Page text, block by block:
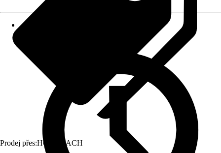
Prodej přes:HORNBACH